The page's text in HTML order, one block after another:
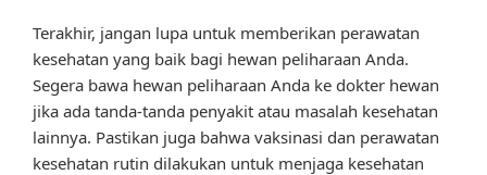
Terakhir, jangan lupa untuk memberikan perawatan
kesehatan yang baik bagi hewan peliharaan Anda.
Segera bawa hewan peliharaan Anda ke dokter hewan
jika ada tanda-tanda penyakit atau masalah kesehatan
lainnya. Pastikan juga bahwa vaksinasi dan perawatan
kesehatan rutin dilakukan untuk menjaga kesehatan